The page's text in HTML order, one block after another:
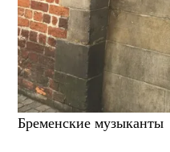
Бременские музыканты